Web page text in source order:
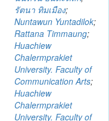
รัตนา ทิมเมือง;
Nuntawun Yuntadilok;
Rattana Timmaung;
Huachiew
Chalermprakiet
University. Faculty of
Communication Arts;
Huachiew
Chalermprakiet
University. Faculty of